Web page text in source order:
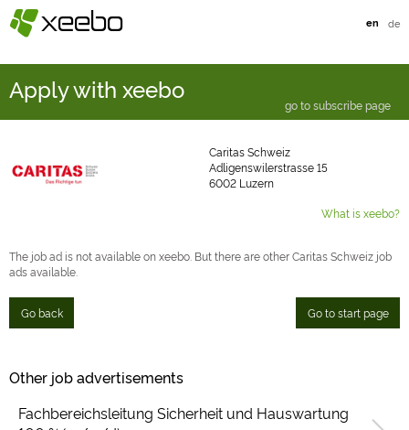
§xeebo en de
Apply with xeebo
go to subscribe page
Caritas Schweiz
Adligenswilerstrasse 15
6002 Luzern
What is xeebo?
The job ad is not available on xeebo. But there are other Caritas Schweiz job
ads available.
Go back Go to start page
Other job advertisements
Fachbereichsleitung Sicherheit und Hauswartung